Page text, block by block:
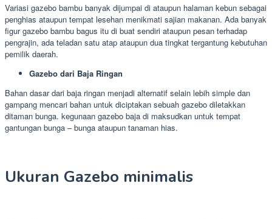
Variasi gazebo bambu banyak dijumpai di ataupun halaman kebun sebagai
penghias ataupun tempat lesehan menikmati sajian makanan. Ada banyak
figur gazebo bambu bagus itu di buat sendiri ataupun pesan terhadap
pengrajin, ada teladan satu atap ataupun dua tingkat tergantung kebutuhan
pemilik daerah.
Gazebo dari Baja Ringan
Bahan dasar dari baja ringan menjadi alternatif selain lebih simple dan
gampang mencari bahan untuk diciptakan sebuah gazebo diletakkan
ditaman bunga. kegunaan gazebo baja di maksudkan untuk tempat
gantungan bunga – bunga ataupun tanaman hias.
Ukuran Gazebo minimalis